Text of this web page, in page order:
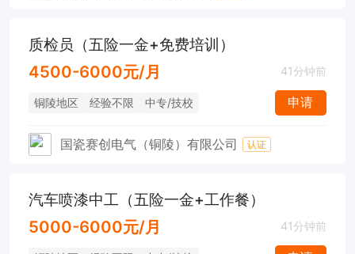
质检员（五险一金+免费培训）
4500-6000元/月 41分钟前
铜陵地区 经验不限 中专/技校 申请
国瓷赛创电气（铜陵）有限公司 认证
汽车喷漆中工（五险一金+工作餐）
5000-6000元/月 41分钟前